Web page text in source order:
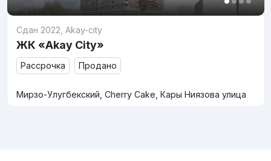
Сдан 2022 Akay-city
ЖК «Akay City»
Рассрочка Продано
Мирзо-Улугбекский, Cherry Cake, Кары Ниязова улица